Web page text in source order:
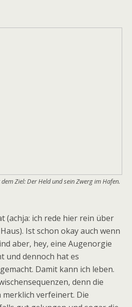
Ziel: Der Held und sein Zwerg im Hafen.
(achja: ich rede hier rein über
Ist schon okay auch wenn
aber, hey, eine Augenorgie
und dennoch hat es
Damit kann ich leben.
denn die
merklich verfeinert. Die